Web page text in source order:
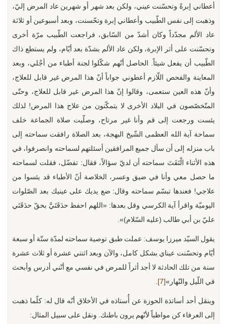
أعطاني إبرةً وتحسّنت عيني، ولكن بعد شهر أو شهرين عاد المرض إليّ،
وذهبت إلى نفس الطّبيب وأعطاني إبرة وتحّسنت، وبعد أسبوعين أو ثلاثة
عاد الألم مجدّداً وكان أشدّ من السّابق، فراجعت الطّبيب مرّة أخرى
وتحسّنت على أثر الإبرة، ولكن عاد الألم بشدّة بعد أيّام، ولم يستطع ذاك
الطّبيب أن يفعل شيئاً. الحاصل أنّهم شكّلوا لجنة أطباء من أجْلي، وبعد
المعاينة والفحص اللّازم أعطوني جواباً أنّ هذا المرض غير قابل للعلاج،
وأنّ هذه العين ستعمى، وقالوا إنّ هذا المرض غير قابل للعلاج، وحتّى
المتّخصّصون في البلاد الأخرى لا يتمكّنون من علاج هذا المرض! لذلك
يئست ورجعت إلى قم وأنا غير مرتاح، وصلّيت صلاة الجماعة خلف
سماحة آية الله العظمى الشّيخ البهجة، بعد الصلاة رافقت سماحته إلى
باب منزله إلى أن سأل جميع المرافقين أسئلتهم لسماحته وانصرفوا، في
هذه الأثناء الْتَفَتَ سماحته أن لديّ سؤالاً، فقال: تفضّل، فقلت لسماحته
ما حصل معي وأنا في ضيق وعسر، الخلاصة أنّ الأطباء قد يئسوا من
علاجي! فعندها تبسّم سماحته وقال: ضع يديك على عينيك بعد الصّلوات
اليوميّة واقرأ آية الكرسي وقل بعدها: «اللهم احفظ حدَقَتَيَّ بحقّ حدَقَتَي
عليّ بن أبي طالب (عليه السّلام)».
يقول السيّد ميرزا يوسف: عملت طبق توصية سماحته لمدّة ستّة أو سبعة
أيّام وتحسّنت عيناي بشكل كامل، والآن وبعد اثنتي عشرة أو ثلاث عشرة
سنة من تلك الحادثة لا أجد أثراً للمرض في نفسي مع أنّني أدرس وأبحث
في اللّيل والنّهار»[7]
.
وينقل أحد أساتذة الحوزة عن أُستاذه في الأخلاق أنّه قال له: كلّما ذهبت
إلى العرفاء كن مواظباً لأنّهم يرون باطنك. ونقل على سبيل المثال: